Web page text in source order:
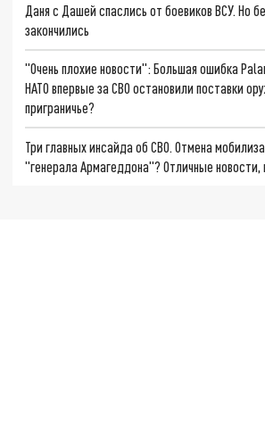
Даня с Дашей спаслись от боевиков ВСУ. Но
закончились
"Очень плохие новости": Большая ошибка
НАТО впервые за СВО остановили поставки
приграничье?
Три главных инсайда об СВО. Отмена
"генерала Армагеддона"? Отличные